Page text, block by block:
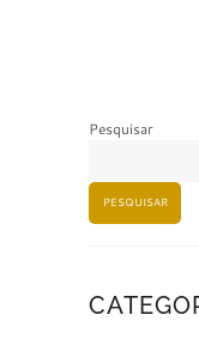
Pesquisar
PESQUISAR